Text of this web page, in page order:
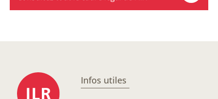
Infos utiles